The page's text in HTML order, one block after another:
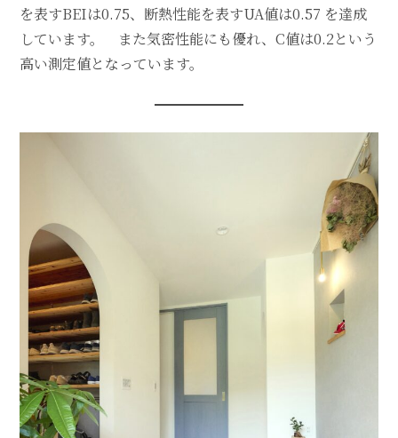
を表すBEIは0.75、断熱性能を表すUA値は0.57 を達成
しています。 また気密性能にも優れ、C値は0.2という
高い測定値となっています。